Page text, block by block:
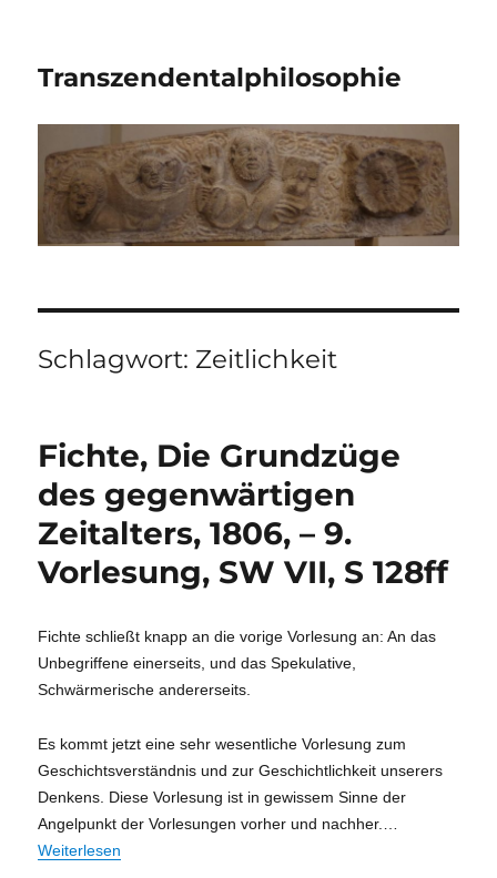
Transzendentalphilosophie
Schlagwort: Zeitlichkeit
Fichte, Die Grundzüge
des gegenwärtigen
Zeitalters, 1806, – 9.
Vorlesung, SW VII, S 128ff
Fichte schließt knapp an die vorige Vorlesung an: An das
Unbegriffene einerseits, und das Spekulative,
Schwärmerische andererseits.
Es kommt jetzt eine sehr wesentliche Vorlesung zum
Geschichtsverständnis und zur Geschichtlichkeit unserers
Denkens. Diese Vorlesung ist in gewissem Sinne der
Angelpunkt der Vorlesungen vorher und nachher.
Weiterlesen